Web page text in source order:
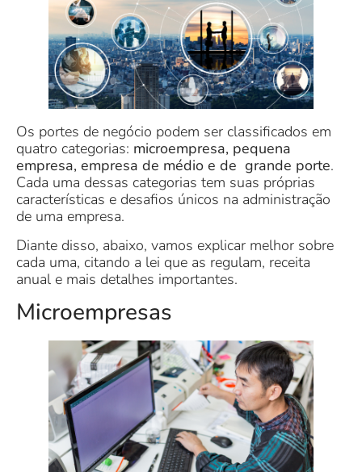
Os portes de negócio podem ser classificados em
quatro categorias: microempresa, pequena
empresa, empresa de médio e de grande porte.
Cada uma dessas categorias tem suas próprias
características e desafios únicos na administração
de uma empresa.
Diante disso, abaixo, vamos explicar melhor sobre
cada uma, citando a lei que as regulam, receita
anual e mais detalhes importantes.
Microempresas